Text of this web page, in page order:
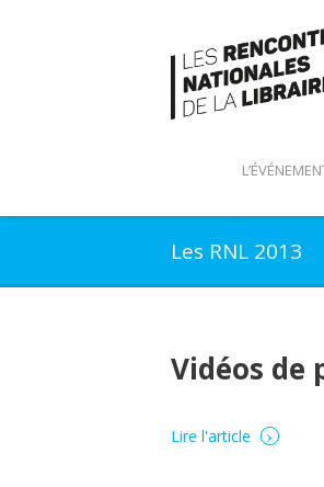
Les RNL 2013
Vidéos de
Lire l'article ›